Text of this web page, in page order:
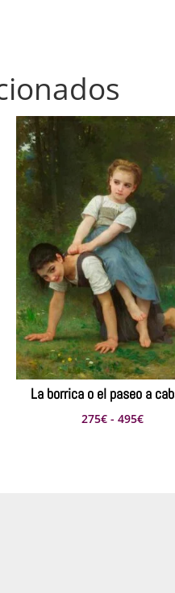
La borrica o el paseo a
275€ - 495€Rango